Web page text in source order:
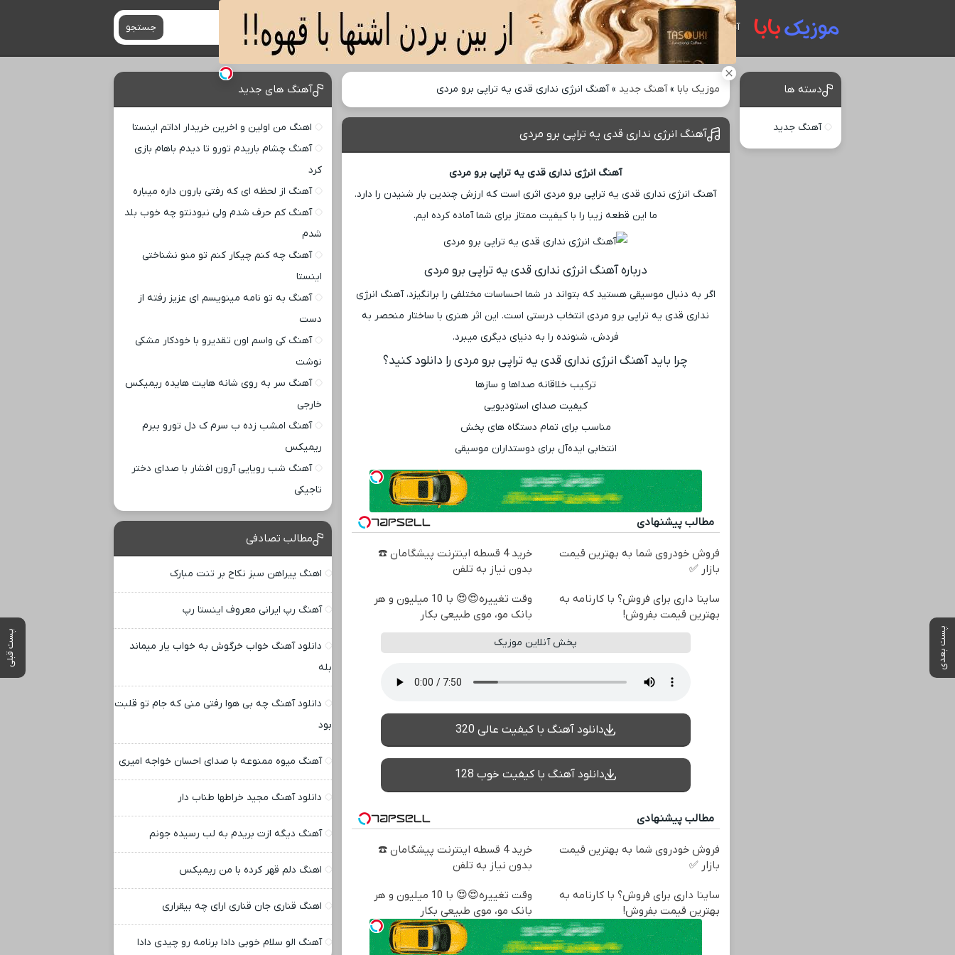
آهنگ های جدید جستجو
موزیک بابا »آهنگ جدید »آهنگ انرژی نداری قدی یه تراپی برو مردی
پست بعدی پست قبلی
آهنگ انرژی نداری قدی یه تراپی برو مردی
آهنگ انرژی نداری قدی یه تراپی برو مردی
آهنگ انرژی نداری قدی یه تراپی برو مردی اثری است که ارزش چندین بار شنیدن را دارد.
ما این قطعه زیبا را با کیفیت ممتاز برای شما آماده کرده ‌ایم.
درباره آهنگ انرژی نداری قدی یه تراپی برو مردی
اگر به دنبال موسیقی هستید که بتواند در شما احساسات مختلفی را برانگیزد، آهنگ انرژی
نداری قدی یه تراپی برو مردی انتخاب درستی است. این اثر هنری با ساختار منحصر به
فردش، شنونده را به دنیای دیگری میبرد.
چرا باید آهنگ انرژی نداری قدی یه تراپی برو مردی را دانلود کنید؟
ترکیب خلاقانه صداها و سازها
کیفیت صدای استودیویی
مناسب برای تمام دستگاه ‌های پخش
انتخابی ایده‌آل برای دوستداران موسیقی
مطالب پیشنهادی
فروش خودروی شما به بهترین قیمت
بازار ✅
خرید 4 قسطه اینترنت پیشگامان ☎️
بدون نیاز به تلفن
ساینا داری برای فروش؟ با کارنامه به
بهترین قیمت بفروش!
وقت تغییره😍😍 با 10 میلیون و هر
بانک مو، موی طبیعی بکار
پخش آنلاین موزیک
دانلود آهنگ با کیفیت عالی 320
دانلود آهنگ با کیفیت خوب 128
مطالب پیشنهادی
فروش خودروی شما به بهترین قیمت
بازار ✅
خرید 4 قسطه اینترنت پیشگامان ☎️
بدون نیاز به تلفن
ساینا داری برای فروش؟ با کارنامه به
بهترین قیمت بفروش!
وقت تغییره😍😍 با 10 میلیون و هر
بانک مو، موی طبیعی بکار
دسته ها
آهنگ جدید
آهنگ های جدید
اهنگ من اولین و اخرین خریدار اداتم اینستا
آهنگ چشام باریدم تورو تا دیدم باهام بازی
کرد
آهنگ از لحظه ای که رفتی بارون داره میباره
آهنگ کم حرف شدم ولی نبودنتو چه خوب بلد
شدم
آهنگ چه کنم چیکار کنم تو منو نشناختی
اینستا
آهنگ به تو نامه مینویسم ای عزیز رفته از
دست
آهنگ کی واسم اون تقدیرو با خودکار مشکی
نوشت
آهنگ سر به روی شانه هایت هایده ریمیکس
خارجی
آهنگ امشب زده ب سرم ک دل تورو ببرم
ریمیکس
آهنگ شب رویایی آرون افشار با صدای دختر
تاجیکی
مطالب تصادفی
اهنگ پیراهن سبز نکاح بر تنت مبارک
آهنگ رپ ایرانی معروف اینستا رپ
دانلود آهنگ خواب خرگوش به خواب یار میماند
بله
دانلود آهنگ چه بی هوا رفتی منی که جام تو قلبت
بود
آهنگ میوه ممنوعه با صدای احسان خواجه امیری
دانلود آهنگ مجید خراطها طناب دار
آهنگ دیگه ازت بریدم به لب رسیده جونم
اهنگ دلم قهر کرده با من ریمیکس
اهنگ قناری جان قناری ارای چه بیقراری
آهنگ الو سلام خوبی دادا برنامه رو چیدی دادا